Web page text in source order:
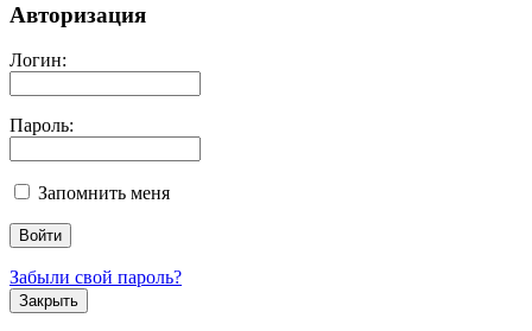
Авторизация
Логин:
Пароль:
Запомнить меня
Забыли свой пароль?
Закрыть